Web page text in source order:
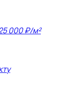
000 ₽/м²